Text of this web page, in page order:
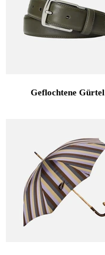
Geflochtene Gürtel